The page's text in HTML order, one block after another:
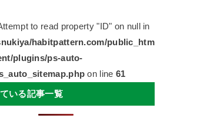
to read property "ID" on null in
habitpattern.com/public_htm
plugins/ps-auto-
on line 61
いる記事一覧